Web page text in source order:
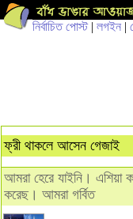
নির্বাচিত পোস্ট| লগইন |
ফ্রী থাকলে আসেন গেজাই
আমরা হেরে যাইনি।
করেছ। আমরা গর্বিত